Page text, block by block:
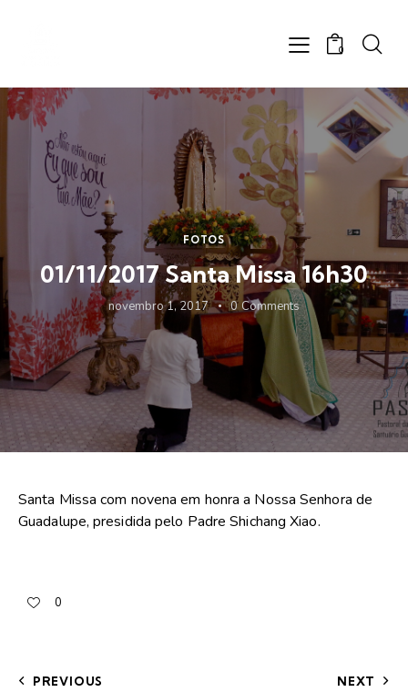
0
FOTOS
01/11/2017 Santa Missa 16h30
novembro 1, 2017 0 Comments
Santa Missa com novena em honra a Nossa Senhora de
Guadalupe, presidida pelo Padre Shichang Xiao.
0
PREVIOUS NEXT